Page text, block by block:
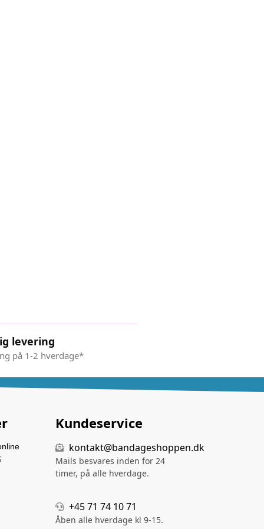
levering
på 1-2 hverdage*
Kundeservice
kontakt@bandageshoppen.dk
Mails besvares inden for 24
timer, på alle hverdage.
+45 71 74 10 71
Åben alle hverdage kl 9-15.